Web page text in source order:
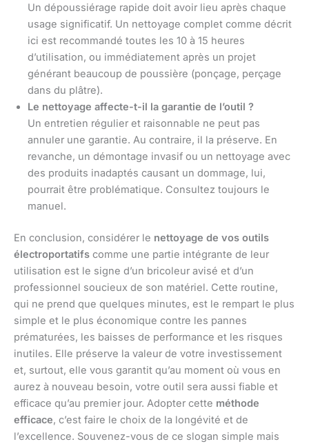
Un dépoussiérage rapide doit avoir lieu après chaque
usage significatif. Un nettoyage complet comme décrit
ici est recommandé toutes les 10 à 15 heures
d’utilisation, ou immédiatement après un projet
générant beaucoup de poussière (ponçage, perçage
dans du plâtre).
Le nettoyage affecte-t-il la garantie de l’outil ?
Un entretien régulier et raisonnable ne peut pas
annuler une garantie. Au contraire, il la préserve. En
revanche, un démontage invasif ou un nettoyage avec
des produits inadaptés causant un dommage, lui,
pourrait être problématique. Consultez toujours le
manuel.
En conclusion, considérer le nettoyage de vos outils
électroportatifs comme une partie intégrante de leur
utilisation est le signe d’un bricoleur avisé et d’un
professionnel soucieux de son matériel. Cette routine,
qui ne prend que quelques minutes, est le rempart le plus
simple et le plus économique contre les pannes
prématurées, les baisses de performance et les risques
inutiles. Elle préserve la valeur de votre investissement
et, surtout, elle vous garantit qu’au moment où vous en
aurez à nouveau besoin, votre outil sera aussi fiable et
efficace qu’au premier jour. Adopter cette méthode
efficace, c’est faire le choix de la longévité et de
l’excellence. Souvenez-vous de ce slogan simple mais